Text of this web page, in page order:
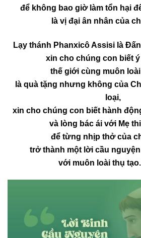
để không bao giờ làm tổn hại
là vị đại ân nhân của
Lạy thánh Phanxicô Assisi là
xin cho chúng con biết
thế giới cùng muôn
là quà tặng nhưng không của
loại,
xin cho chúng con biết hành
và lòng bác ái với Mẹ
để từng nhịp thở của
trở thành một lời cầu
với muôn loài thụ tạo